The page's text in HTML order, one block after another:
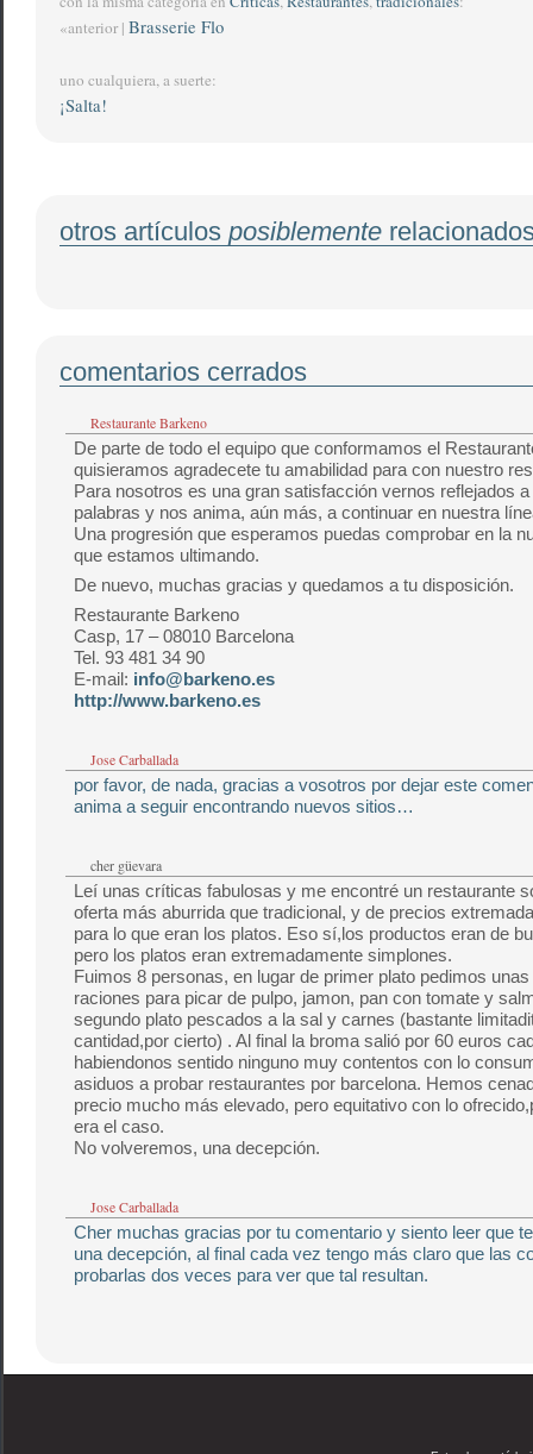
«anterior | Brasserie Flo
uno cualquiera, a suerte:
¡Salta!
otros artículos posiblemente
comentarios cerrados
Restaurante Barkeno
De parte de todo el equipo que conformamos el
quisieramos agradecete tu amabilidad para con nuestro
Para nosotros es una gran satisfacción vernos reflejados
palabras y nos anima, aún más, a continuar en nuestra
Una progresión que esperamos puedas comprobar en la
que estamos ultimando.
De nuevo, muchas gracias y quedamos a tu disposición.
Restaurante Barkeno
Casp, 17 – 08010 Barcelona
Tel. 93 481 34 90
E-mail: info@barkeno.es
http://www.barkeno.es
Jose Carballada
por favor, de nada, gracias a vosotros por dejar este
anima a seguir encontrando nuevos sitios…
cher güevara
Leí unas críticas fabulosas y me encontré un restaurante
oferta más aburrida que tradicional, y de precios
para lo que eran los platos. Eso sí,los productos eran de
pero los platos eran extremadamente simplones.
Fuimos 8 personas, en lugar de primer plato pedimos unas
raciones para picar de pulpo, jamon, pan con tomate y
segundo plato pescados a la sal y carnes (bastante
cantidad,por cierto) . Al final la broma salió por 60 euros
habiendonos sentido ninguno muy contentos con lo
asiduos a probar restaurantes por barcelona. Hemos
precio mucho más elevado, pero equitativo con lo
era el caso.
No volveremos, una decepción.
Jose Carballada
Cher muchas gracias por tu comentario y siento leer que
una decepción, al final cada vez tengo más claro que las
probarlas dos veces para ver que tal resultan.